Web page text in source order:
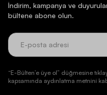
İndirim, kampanya ve
bültene abone olun.
“E-Bülten’e üye ol” düğmesine
kapsamında aydınlatma metnini